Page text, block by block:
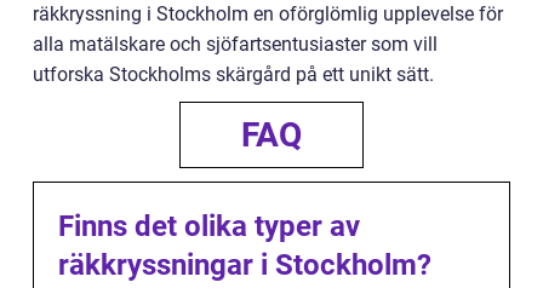
räkkryssning i Stockholm en oförglömlig upplevelse för
alla matälskare och sjöfartsentusiaster som vill
utforska Stockholms skärgård på ett unikt sätt.
FAQ
Finns det olika typer av
räkkryssningar i Stockholm?